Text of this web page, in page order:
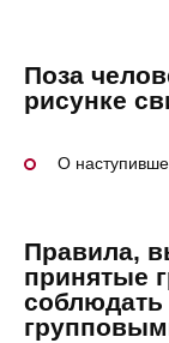
Поза
рисунке
О
Правила,
принятые